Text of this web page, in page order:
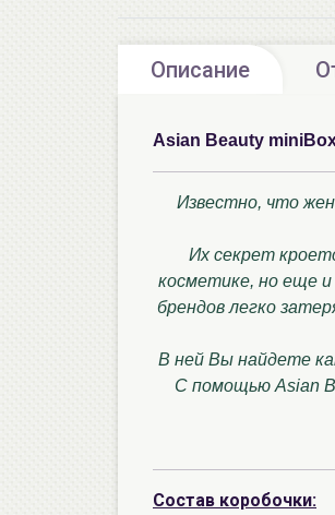
Описание
Asian Beauty
Известно, что
Их секрет
косметике, но еще
брендов легко
В ней Вы найдете
С помощью Asian
Состав коробочки: